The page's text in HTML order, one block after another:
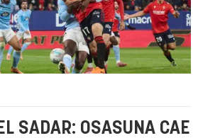
SADAR: OSASUNA CAE